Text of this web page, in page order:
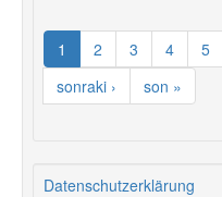
1 2 3 4 5
sonraki ›
son »
Datenschutzerklärung